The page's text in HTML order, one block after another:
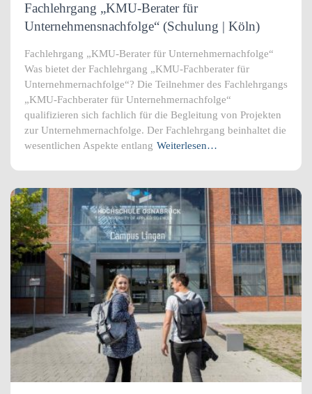
Fachlehrgang „KMU-Berater für
Unternehmensnachfolge“ (Schulung | Köln)
Fachlehrgang „KMU-Berater für Unternehmernachfolge“
Was bietet der Fachlehrgang „KMU-Fachberater für
Unternehmernachfolge“? Die Teilnehmer des Fachlehrgangs
„KMU-Fachberater für Unternehmernachfolge“
qualifizieren sich fachlich für die Begleitung von Projekten
zur Unternehmernachfolge. Der Fachlehrgang beinhaltet die
wesentlichen Aspekte entlang Weiterlesen…